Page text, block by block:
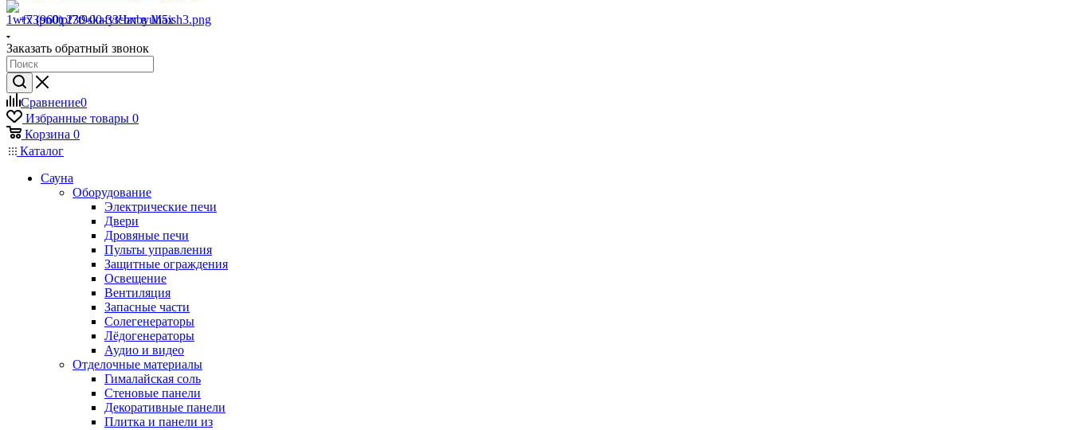
+7 (960) 230-00-33Чат в Max
Заказать обратный звонок
Сравнение0
Избранные товары 0
Корзина 0
Каталог
Сауна
Оборудование
Электрические печи
Двери
Дровяные печи
Пульты управления
Защитные ограждения
Освещение
Вентиляция
Запасные части
Солегенераторы
Лёдогенераторы
Аудио и видео
Отделочные материалы
Гималайская соль
Стеновые панели
Декоративные панели
Плитка и панели из